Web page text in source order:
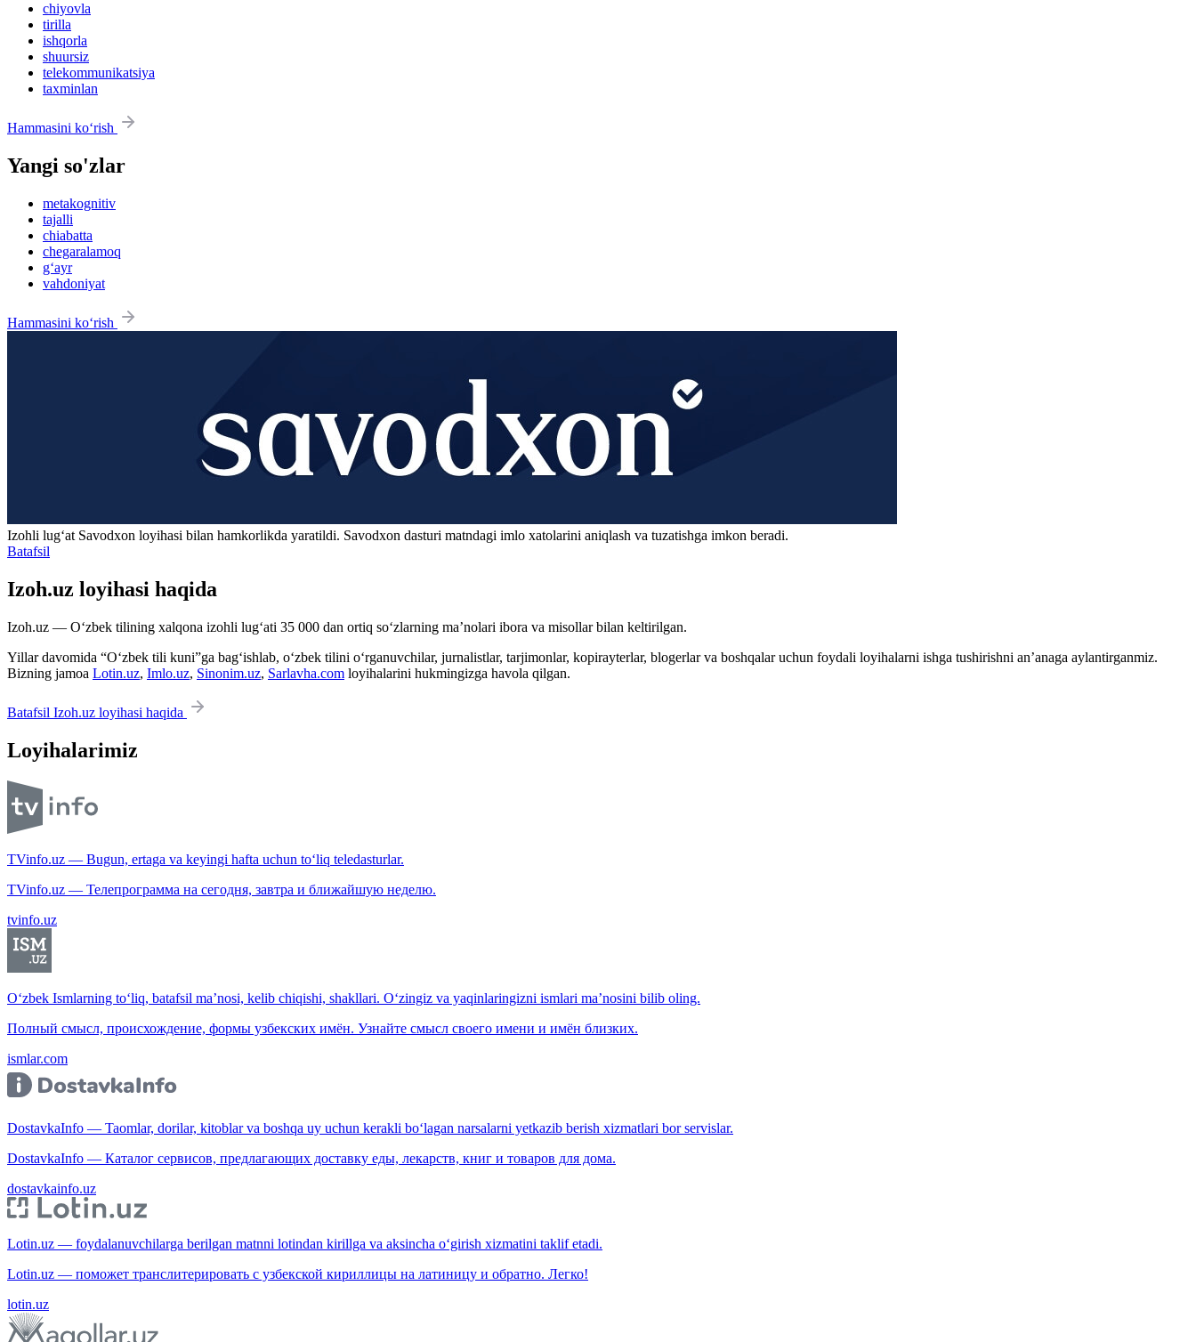
chiyovla
tirilla
ishqorla
shuursiz
telekommunikatsiya
taxminlan
Hammasini ko‘rish
Yangi so'zlar
metakognitiv
tajalli
chiabatta
chegaralamoq
g‘ayr
vahdoniyat
Hammasini ko‘rish
Izohli lugʻat Savodxon loyihasi bilan hamkorlikda yaratildi. Savodxon dasturi matndagi imlo xatolarini aniqlash va tuzatishga imkon beradi.
Batafsil
Izoh.uz loyihasi haqida
Izoh.uz — O‘zbek tilining xalqona izohli lug‘ati 35 000 dan ortiq so‘zlarning ma’nolari ibora va misollar bilan keltirilgan.
Yillar davomida “O‘zbek tili kuni”ga bag‘ishlab, o‘zbek tilini o‘rganuvchilar, jurnalistlar, tarjimonlar, kopirayterlar, blogerlar va boshqalar uchun foydali loyihalarni ishga tushirishni an’anaga aylantirganmiz.
Bizning jamoa Lotin.uz, Imlo.uz, Sinonim.uz, Sarlavha.com loyihalarini hukmingizga havola qilgan.
Batafsil Izoh.uz loyihasi haqida
Loyihalarimiz
TVinfo.uz — Bugun, ertaga va keyingi hafta uchun to‘liq teledasturlar.
TVinfo.uz — Телепрограмма на сегодня, завтра и ближайшую неделю.
tvinfo.uz
O‘zbek Ismlarning to‘liq, batafsil ma’nosi, kelib chiqishi, shakllari. O‘zingiz va yaqinlaringizni ismlari ma’nosini bilib oling.
Полный смысл, происхождение, формы узбекских имён. Узнайте смысл своего имени и имён близких.
ismlar.com
DostavkaInfo — Taomlar, dorilar, kitoblar va boshqa uy uchun kerakli bo‘lagan narsalarni yetkazib berish xizmatlari bor servislar.
DostavkaInfo — Каталог сервисов, предлагающих доставку еды, лекарств, книг и товаров для дома.
dostavkainfo.uz
Lotin.uz — foydalanuvchilarga berilgan matnni lotindan kirillga va aksincha o‘girish xizmatini taklif etadi.
Lotin.uz — поможет транслитерировать с узбекской кириллицы на латиницу и обратно. Легко!
lotin.uz